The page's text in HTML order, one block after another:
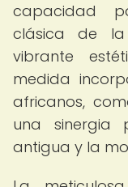
capacidad
clásica de
vibrante
medida
africanos,
una sinergia
antigua y la